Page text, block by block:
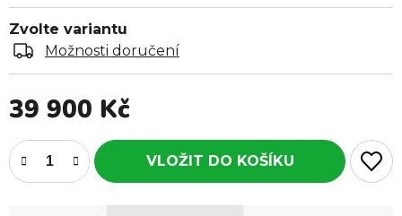
Zvolte variantu
Možnosti doručení
39 900 KčMěrná cena: